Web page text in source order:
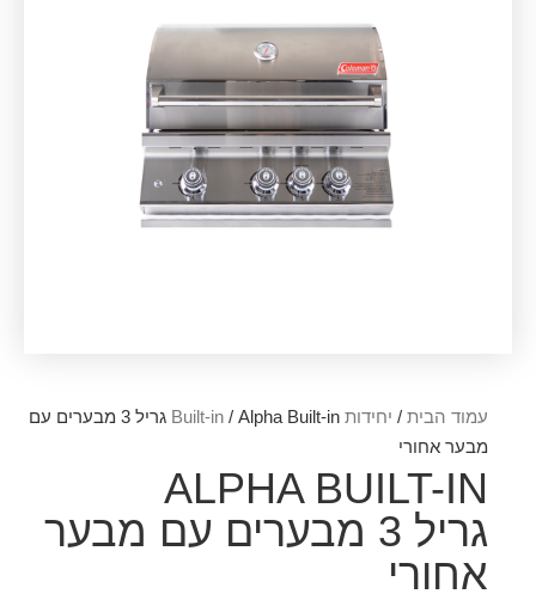
עמוד הבית / יחידות Built-in
/ Alpha Built-in גריל 3 מבערים עם
מבער אחורי
ALPHA BUILT-IN
גריל 3 מבערים עם מבער
אחורי